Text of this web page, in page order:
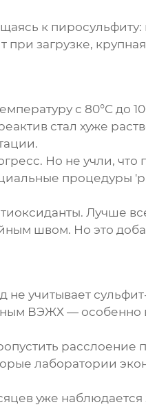
к пиросульфиту:
загрузке,
с 80°C до
стал хуже
Но не учли, что
процедуры
Лучше
швом. Но это
учитывает
ВЭЖХ —
расслоение
лаборатории
уже наблюдается